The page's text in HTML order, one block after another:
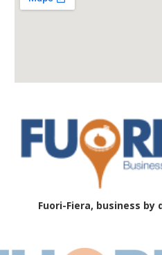
Fuori-Fiera, business